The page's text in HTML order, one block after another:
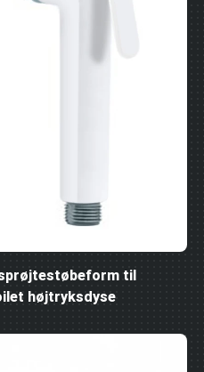
til
højtryksdyse